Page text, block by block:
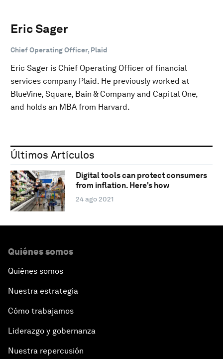
Eric Sager
Chief Operating Officer, Plaid
Eric Sager is Chief Operating Officer of financial
services company Plaid. He previously worked at
BlueVine, Square, Bain & Company and Capital One,
and holds an MBA from Harvard.
Últimos Artículos
Digital tools can protect consumers
from inflation. Here's how
24 ago 2021
Quiénes somos
Quiénes somos
Nuestra estrategia
Cómo trabajamos
Liderazgo y gobernanza
Nuestra repercusión